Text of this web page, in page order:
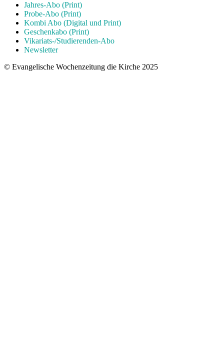
Jahres-Abo (Print)
Probe-Abo (Print)
Kombi Abo (Digital und Print)
Geschenkabo (Print)
Vikariats-/Studierenden-Abo
Newsletter
© Evangelische Wochenzeitung die Kirche 2025